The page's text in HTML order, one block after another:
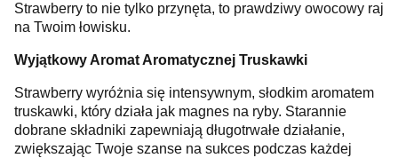
Strawberry to nie tylko przynęta, to prawdziwy owocowy raj
na Twoim łowisku.
Wyjątkowy Aromat Aromatycznej Truskawki
Strawberry wyróżnia się intensywnym, słodkim aromatem
truskawki, który działa jak magnes na ryby. Starannie
dobrane składniki zapewniają długotrwałe działanie,
zwiększając Twoje szanse na sukces podczas każdej